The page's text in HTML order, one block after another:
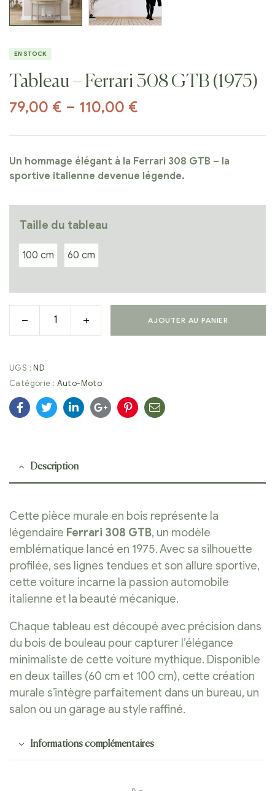
EN STOCK
Tableau – Ferrari 308 GTB (1975)
79,00 € – 110,00 €
Un hommage élégant à la Ferrari 308 GTB – la
sportive italienne devenue légende.
Taille du tableau
100 cm 60 cm
AJOUTER AU PANIER
UGS :ND
Catégorie : Auto-Moto
Facebook
TwitterLinkedinGoogle+Pinterest
E-
Description
Cette pièce murale en bois représente la
légendaire Ferrari 308 GTB, un modèle
emblématique lancé en 1975. Avec sa silhouette
profilée, ses lignes tendues et son allure sportive,
cette voiture incarne la passion automobile
italienne et la beauté mécanique.
Chaque tableau est découpé avec précision dans
du bois de bouleau pour capturer l’élégance
minimaliste de cette voiture mythique. Disponible
en deux tailles (60 cm et 100 cm), cette création
murale s’intègre parfaitement dans un bureau, un
salon ou un garage au style raffiné.
Informations complémentaires